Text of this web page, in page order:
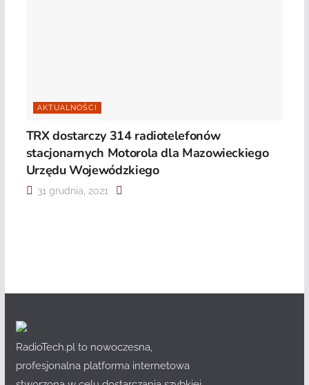
AKTUALNOŚCI
TRX dostarczy 314 radiotelefonów
stacjonarnych Motorola dla Mazowieckiego
Urzędu Wojewódzkiego
31 grudnia, 2021
RadioTech.pl to nowoczesna,
profesjonalna platforma internetowa